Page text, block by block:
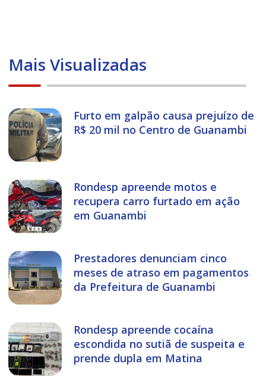
Mais Visualizadas
Furto em galpão causa prejuízo de
R$ 20 mil no Centro de Guanambi
Rondesp apreende motos e
recupera carro furtado em ação
em Guanambi
Prestadores denunciam cinco
meses de atraso em pagamentos
da Prefeitura de Guanambi
Rondesp apreende cocaína
escondida no sutiã de suspeita e
prende dupla em Matina